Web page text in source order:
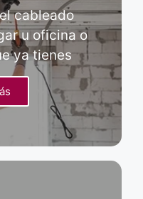
cableado
u oficina o
ya tienes